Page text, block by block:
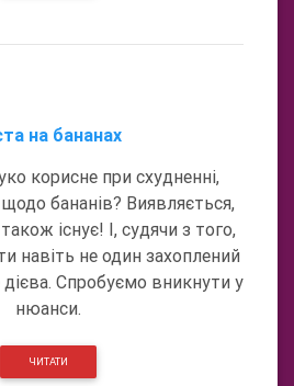
на бананах
корисне при схудненні,
бананів? Виявляється,
існує! І, судячи з того,
навіть не один захоплений
Спробуємо вникнути у
нюанси.
ЧИТАТИ